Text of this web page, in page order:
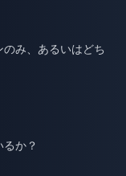
み、あるいはどち
か？